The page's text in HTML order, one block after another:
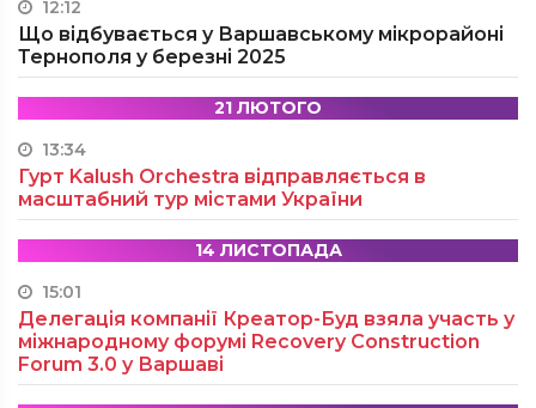
12:12
Що відбувається у Варшавському мікрорайоні
Тернополя у березні 2025
21 ЛЮТОГО
13:34
Гурт Kalush Orchestra відправляється в
масштабний тур містами України
14 ЛИСТОПАДА
15:01
Делегація компанії Креатор-Буд взяла участь у
міжнародному форумі Recovery Construction
Forum 3.0 у Варшаві